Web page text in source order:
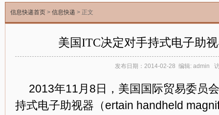
信息快递首页 > 信息快递 > 正文
美国ITC决定对手持式电子助
发布日期：2014-02-28 编辑: admin
2013年11月8日，美国国际贸易委员
持式电子助视器（ertain handheld